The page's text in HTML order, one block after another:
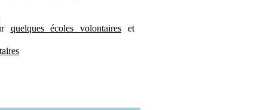
quelques écoles volontaires et